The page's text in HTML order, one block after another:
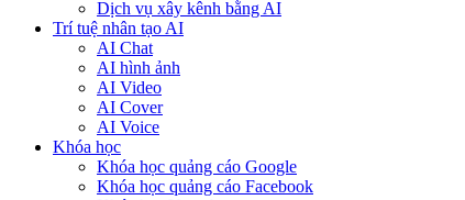
Dịch vụ xây kênh bằng AI
Trí tuệ nhân tạo AI
AI Chat
AI hình ảnh
AI Video
AI Cover
AI Voice
Khóa học
Khóa học quảng cáo Google
Khóa học quảng cáo Facebook